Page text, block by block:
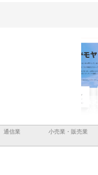
株
通信業 小売業・販売業